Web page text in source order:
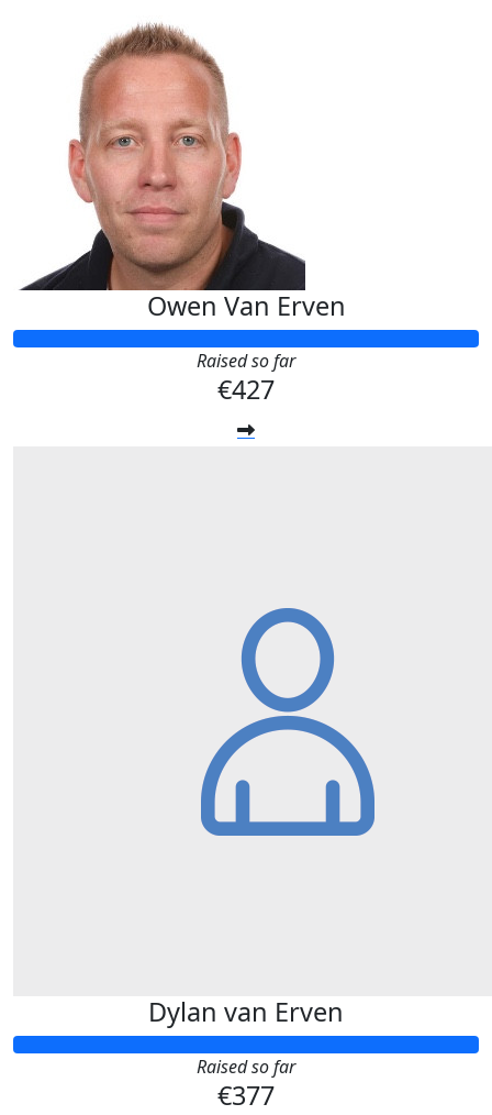
Owen Van Erven
Raised so far
€427
Dylan van Erven
Raised so far
€377